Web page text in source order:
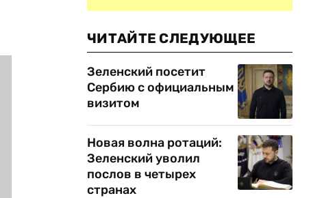
ЧИТАЙТЕ СЛЕДУЮЩЕЕ
Зеленский посетит
Сербию с официальным
визитом
Новая волна ротаций:
Зеленский уволил
послов в четырех
странах